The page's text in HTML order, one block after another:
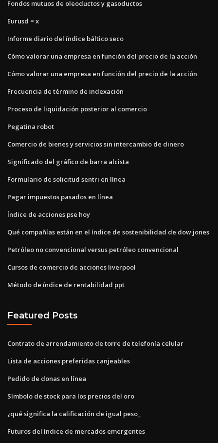
Fondos mutuos de oleoductos y gasoductos
Eurusd = x
Informe diario del índice báltico seco
Cómo valorar una empresa en función del precio de la acción
Cómo valorar una empresa en función del precio de la acción
Frecuencia de término de indexación
Proceso de liquidación posterior al comercio
Pegatina robot
Comercio de bienes y servicios sin intercambio de dinero
Significado del gráfico de barra alcista
Formulario de solicitud sentri en línea
Pagar impuestos pasados ​​en línea
Índice de acciones pse hoy
Qué compañías están en el índice de sostenibilidad de dow jones
Petróleo no convencional versus petróleo convencional
Cursos de comercio de acciones liverpool
Método de índice de rentabilidad ppt
Featured Posts
Contrato de arrendamiento de torre de telefonía celular
Lista de acciones preferidas canjeables
Pedido de donas en línea
Símbolo de stock para los precios del oro
¿qué significa la calificación de igual peso_
Futuros del índice de mercados emergentes